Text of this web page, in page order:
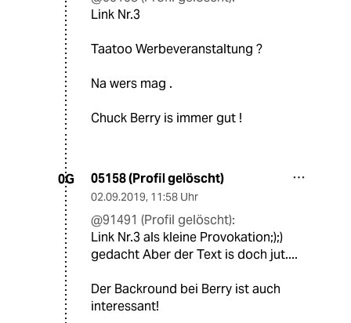
Link Nr.3
Taatoo Werbeveranstaltung ?
Na wers mag .
Chuck Berry is immer gut !
0G 05158 (Profil gelöscht)
02.09.2019, 11:58 Uhr
@91491 (Profil gelöscht):
Link Nr.3 als kleine Provokation;);)
gedacht Aber der Text is doch jut....
Der Backround bei Berry ist auch
interessant!